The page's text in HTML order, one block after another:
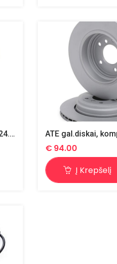
ATE pr.diskai, kompl.2vnt (24.0124-0181.1 x2)
€ 94.00
Į Krepšelį